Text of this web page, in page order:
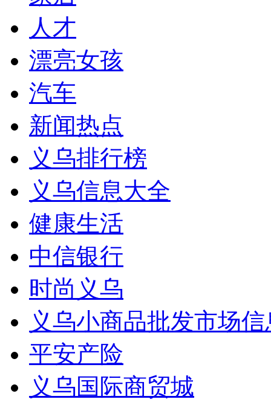
人才
漂亮女孩
汽车
新闻热点
义乌排行榜
义乌信息大全
健康生活
中信银行
时尚义乌
义乌小商品批发市场
平安产险
义乌国际商贸城